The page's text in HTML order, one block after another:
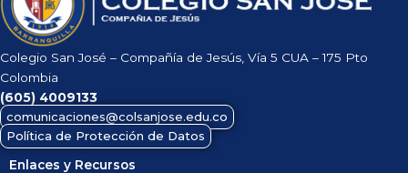
Colegio San José – Compañía de Jesús, Vía 5 CUA – 175 Pto
Colombia
(605) 4009133
comunicaciones@colsanjose.edu.co
Política de Protección de Datos
Enlaces y Recursos